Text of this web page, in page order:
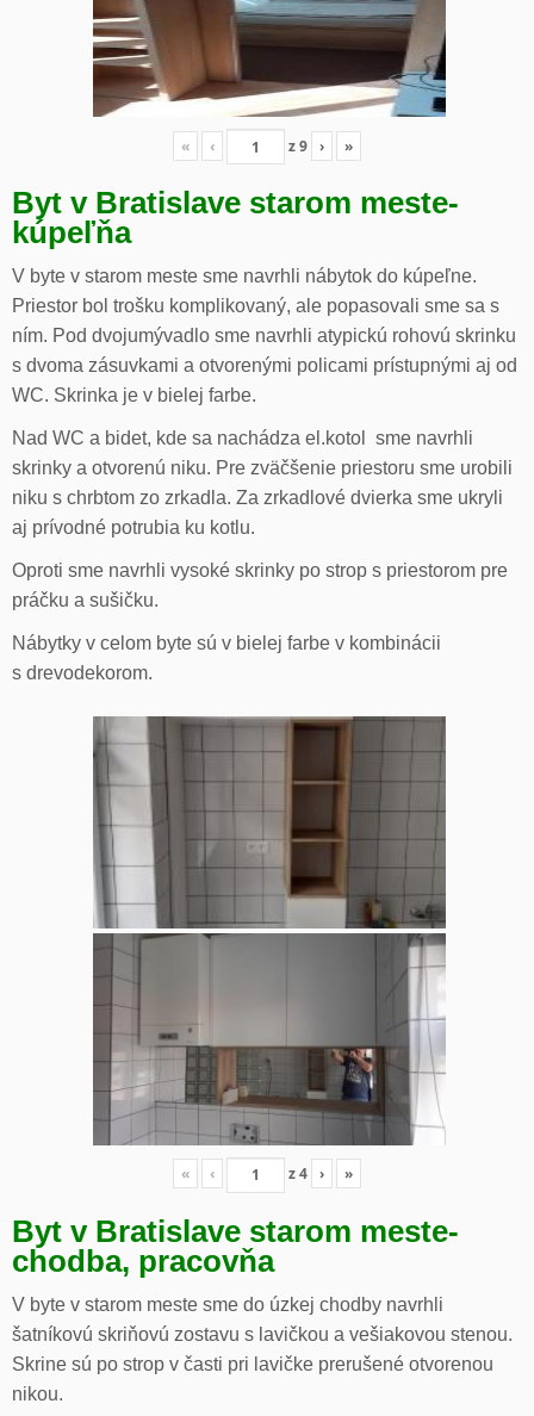
« ‹ z9 › »
Byt v Bratislave starom meste-
kúpeľňa
V byte v starom meste sme navrhli nábytok do kúpeľne.
Priestor bol trošku komplikovaný, ale popasovali sme sa s
ním. Pod dvojumývadlo sme navrhli atypickú rohovú skrinku
s dvoma zásuvkami a otvorenými policami prístupnými aj od
WC. Skrinka je v bielej farbe.
Nad WC a bidet, kde sa nachádza el.kotol sme navrhli
skrinky a otvorenú niku. Pre zväčšenie priestoru sme urobili
niku s chrbtom zo zrkadla. Za zrkadlové dvierka sme ukryli
aj prívodné potrubia ku kotlu.
Oproti sme navrhli vysoké skrinky po strop s priestorom pre
práčku a sušičku.
Nábytky v celom byte sú v bielej farbe v kombinácii
s drevodekorom.
« ‹ z4 › »
Byt v Bratislave starom meste-
chodba, pracovňa
V byte v starom meste sme do úzkej chodby navrhli
šatníkovú skriňovú zostavu s lavičkou a vešiakovou stenou.
Skrine sú po strop v časti pri lavičke prerušené otvorenou
nikou.